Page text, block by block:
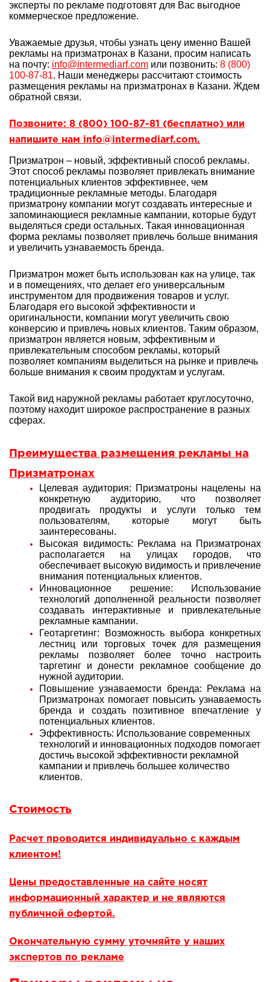
эксперты по рекламе подготовят для Вас выгодное
коммерческое предложение.
Уважаемые друзья, чтобы узнать цену именно Вашей
рекламы на призматронах в Казани, просим написать
на почту: info@intermediarf.com или позвонить: 8 (800)
100-87-81. Наши менеджеры рассчитают стоимость
размещения рекламы на призматронах в Казани. Ждем
обратной связи.
Позвоните: 8 (800) 100-87-81 (бесплатно) или
напишите нам info@intermediarf.com.
Призматрон – новый, эффективный способ рекламы.
Этот способ рекламы позволяет привлекать внимание
потенциальных клиентов эффективнее, чем
традиционные рекламные методы. Благодаря
призматрону компании могут создавать интересные и
запоминающиеся рекламные кампании, которые будут
выделяться среди остальных. Такая инновационная
форма рекламы позволяет привлечь больше внимания
и увеличить узнаваемость бренда.
Призматрон может быть использован как на улице, так
и в помещениях, что делает его универсальным
инструментом для продвижения товаров и услуг.
Благодаря его высокой эффективности и
оригинальности, компании могут увеличить свою
конверсию и привлечь новых клиентов. Таким образом,
призматрон является новым, эффективным и
привлекательным способом рекламы, который
позволяет компаниям выделиться на рынке и привлечь
больше внимания к своим продуктам и услугам.
Такой вид наружной рекламы работает круглосуточно,
поэтому находит широкое распространение в разных
сферах.
Преимущества размещения рекламы на
Призматронах
Целевая аудитория: Призматроны нацелены на
конкретную аудиторию, что позволяет
продвигать продукты и услуги только тем
пользователям, которые могут быть
заинтересованы.
Высокая видимость: Реклама на Призматронах
располагается на улицах городов, что
обеспечивает высокую видимость и привлечение
внимания потенциальных клиентов.
Инновационное решение: Использование
технологий дополненной реальности позволяет
создавать интерактивные и привлекательные
рекламные кампании.
Геотаргетинг: Возможность выбора конкретных
лестниц или торговых точек для размещения
рекламы позволяет более точно настроить
таргетинг и донести рекламное сообщение до
нужной аудитории.
Повышение узнаваемости бренда: Реклама на
Призматронах помогает повысить узнаваемость
бренда и создать позитивное впечатление у
потенциальных клиентов.
Эффективность: Использование современных
технологий и инновационных подходов помогает
достичь высокой эффективности рекламной
кампании и привлечь большее количество
клиентов.
Стоимость
Расчет проводится индивидуально с каждым
клиентом!
Цены предоставленные на сайте носят
информационный характер и не являются
публичной офертой.
Окончательную сумму уточняйте у наших
экспертов по рекламе